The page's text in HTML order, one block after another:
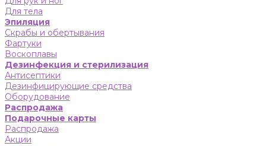
Для тела
Эпиляция
Скрабы и обертывания
Фартуки
Воскоплавы
Дезинфекция и стерилизация
Антисептики
Дезинфицирующие средства
Оборудование
Распродажа
Подарочные карты
Распродажа
Акции